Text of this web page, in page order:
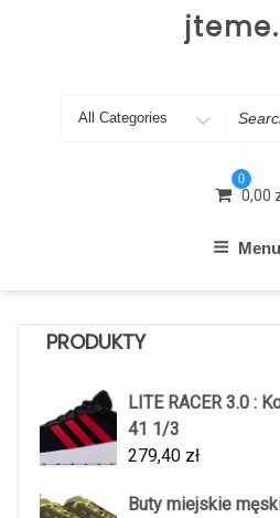
Search
0
0,00
Menu
PRODUKTY
LITE RACER 3.0 :
41 1/3
279,40 zł
Buty miejskie